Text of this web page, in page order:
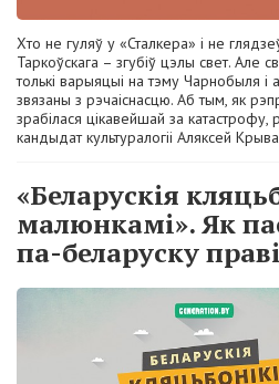
Хто не гуляў у «Сталкера» і не
Таркоўскага – згубіў цэлы свет. Але
толькі варыяцыі на тэму Чарнобыля і
звязаны з рэчаіснасцю. Аб тым, як
зрабілася цікавейшай за катастрофу,
кандыдат культуралогіі Аляксей
«Беларускія
малюнкамі». Як
па-беларуску